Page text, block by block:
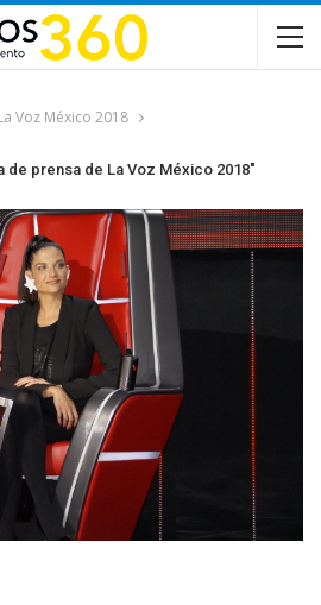
Voz México 2018
de prensa de La Voz México 2018"